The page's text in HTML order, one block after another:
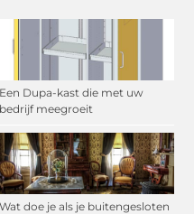
Een Dupa-kast die met uw
bedrijf meegroeit
Wat doe je als je buitengesloten